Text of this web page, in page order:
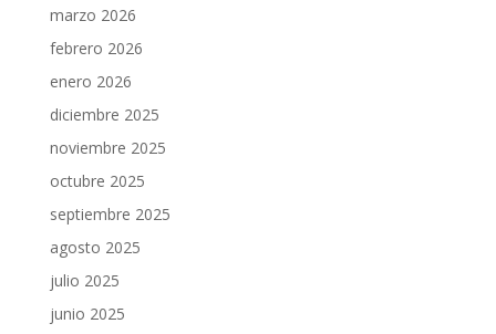
marzo 2026
febrero 2026
enero 2026
diciembre 2025
noviembre 2025
octubre 2025
septiembre 2025
agosto 2025
julio 2025
junio 2025